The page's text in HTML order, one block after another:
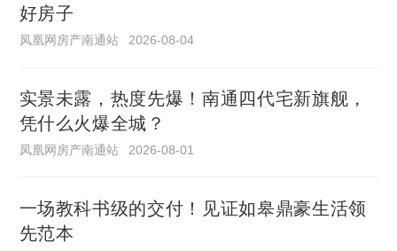
好房子
凤凰网房产南通站 2026-08-04
实景未露，热度先爆！南通四代宅新旗舰，
凭什么火爆全城？
凤凰网房产南通站 2026-08-01
一场教科书级的交付！见证如皋鼎豪生活领
先范本